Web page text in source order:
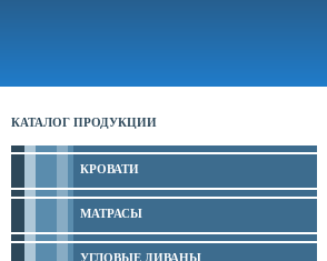
КАТАЛОГ ПРОДУКЦИИ
КРОВАТИ
МАТРАСЫ
УГЛОВЫЕ ДИВАНЫ